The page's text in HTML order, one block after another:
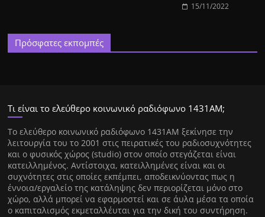
15/11/2022
Πρόσφατες εκπομπές
Τι είναι το ελεύθερο κοινωνικό ραδιόφωνο 1431ΑΜ;
Tο ελεύθερο κοινωνικό ραδιόφωνο 1431AM ξεκίνησε την
λειτουργία του το 2001 στις πειρατικές του ραδιοσυχνότητες
και ο φυσικός χώρος (studio) στον οποίο στεγάζεται είναι
κατειλλημένος. Αντίστοιχα, κατειλλημένες είναι και οι
συχνότητες στις οποίες εκπέμπει, αποδεικνύοντας πως η
έννοια/εργαλείο της κατάληψης δεν περιορίζεται μόνο στο
χώρο, αλλά μπορεί να εφαρμοστεί και σε άυλα μέσα τα οποία
ο καπιταλισμός εκμεταλλέυται για την δική του συντήρηση.